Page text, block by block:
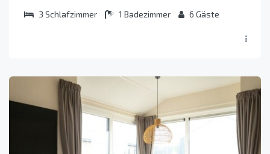
3 Schlafzimmer 1 Badezimmer 6 Gäste